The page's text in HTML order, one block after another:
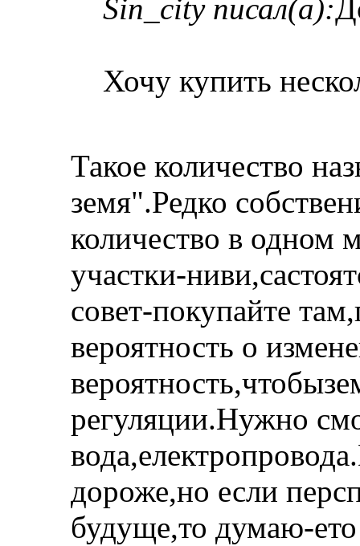
Sin_city писал(а):
Хочу купить
Такое количество
земя".Редко
количество в одном
участки-
совет-покупайте
вероятность о
регуляции.Нужно
дороже,но если
будуще,то думаю-